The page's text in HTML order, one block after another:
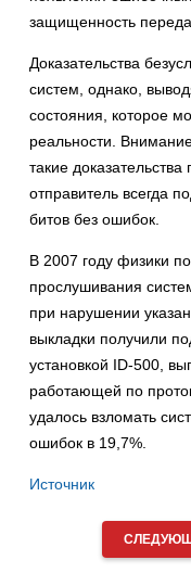
защищенность
Доказательства
систем, однако,
состояния, которое
реальности.
такие
отправитель всегда
битов без ошибок.
В 2007 году физики
прослушивания
при нарушении
выкладки получили
установкой ID-500,
работающей по
удалось взломать
ошибок в 19,7%.
Источник